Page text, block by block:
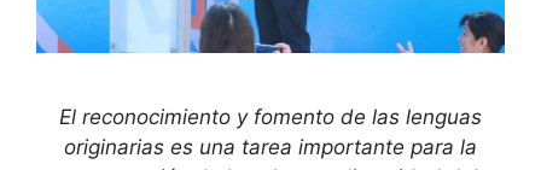
El reconocimiento y fomento de las lenguas
originarias es una tarea importante para la